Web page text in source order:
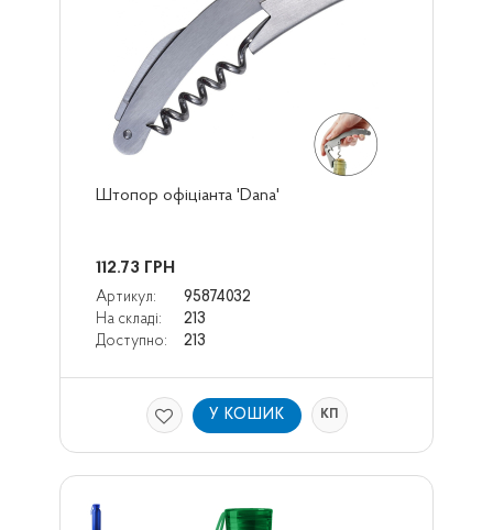
Штопор офіціанта 'Dana'
112.73 ГРН
Артикул:
95874032
На складі:
213
Доступно:
213
У КОШИК КП